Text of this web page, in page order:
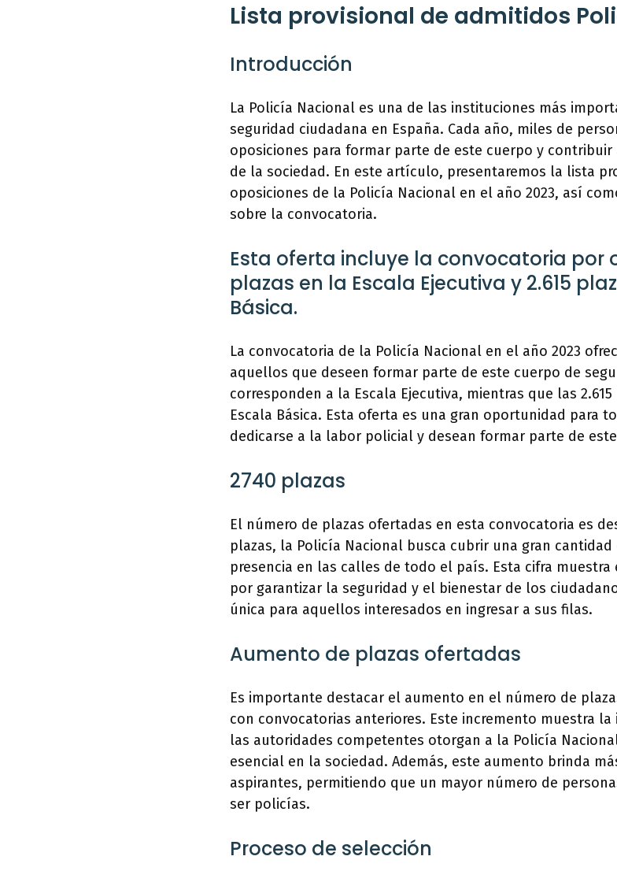
Lista provisional de admitidos
Introducción
La Policía Nacional es una de las instituciones más
seguridad ciudadana en España. Cada año, miles de
oposiciones para formar parte de este cuerpo y
de la sociedad. En este artículo, presentaremos la lista
oposiciones de la Policía Nacional en el año 2023, así
sobre la convocatoria.
Esta oferta incluye la convocatoria por
plazas en la Escala Ejecutiva y 2.615
Básica.
La convocatoria de la Policía Nacional en el año 2023
aquellos que deseen formar parte de este cuerpo de
corresponden a la Escala Ejecutiva, mientras que las
Escala Básica. Esta oferta es una gran oportunidad para
dedicarse a la labor policial y desean formar parte de
2740 plazas
El número de plazas ofertadas en esta convocatoria es
plazas, la Policía Nacional busca cubrir una gran
presencia en las calles de todo el país. Esta cifra
por garantizar la seguridad y el bienestar de los
única para aquellos interesados en ingresar a sus filas.
Aumento de plazas ofertadas
Es importante destacar el aumento en el número de
con convocatorias anteriores. Este incremento muestra
las autoridades competentes otorgan a la Policía
esencial en la sociedad. Además, este aumento brinda
aspirantes, permitiendo que un mayor número de
ser policías.
Proceso de selección